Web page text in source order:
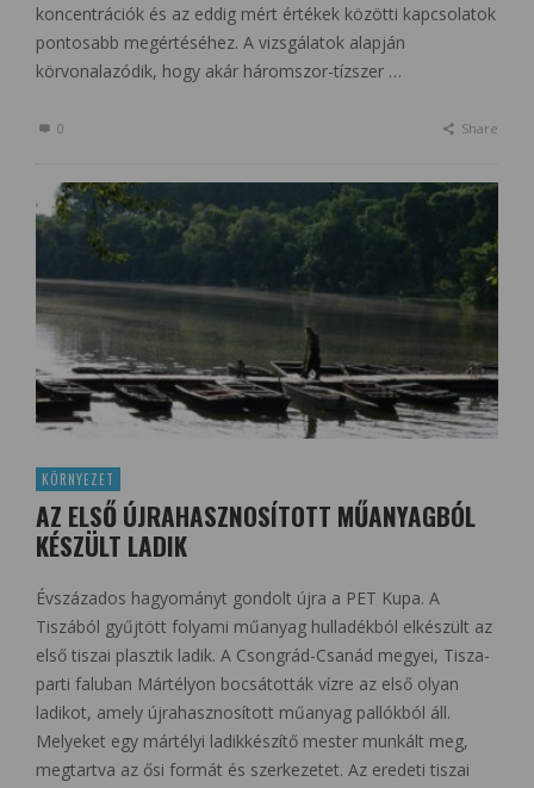
koncentrációk és az eddig mért értékek közötti kapcsolatok
pontosabb megértéséhez. A vizsgálatok alapján
körvonalazódik, hogy akár háromszor-tízszer …
0 Share
KÖRNYEZET
AZ ELSŐ ÚJRAHASZNOSÍTOTT MŰANYAGBÓL
KÉSZÜLT LADIK
Évszázados hagyományt gondolt újra a PET Kupa. A
Tiszából gyűjtött folyami műanyag hulladékból elkészült az
első tiszai plasztik ladik. A Csongrád-Csanád megyei, Tisza-
parti faluban Mártélyon bocsátották vízre az első olyan
ladikot, amely újrahasznosított műanyag pallókból áll.
Melyeket egy mártélyi ladikkészítő mester munkált meg,
megtartva az ősi formát és szerkezetet. Az eredeti tiszai